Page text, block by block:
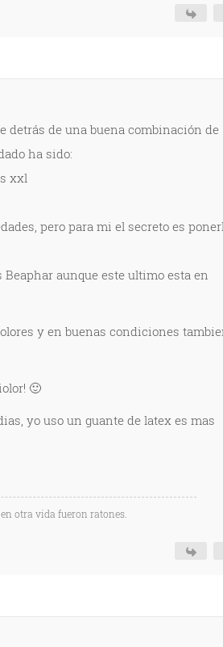
detrás de una buena combinación de
ha sido:
xxl
pero para mi el secreto es
aunque este ultimo esta en
y en buenas condiciones
🙂
yo uso un guante de latex es mas
otra vida fueron ratones.